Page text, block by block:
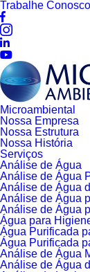
Trabalhe Conosco
Microambiental
Nossa Empresa
Nossa Estrutura
Nossa História
Serviços
Análise de Água
Análise de Água
Análise de Água
Análise de Água
Análise de Água
Água para
Água Purificada
Água Purificada
Análise de Água
Análise de Água